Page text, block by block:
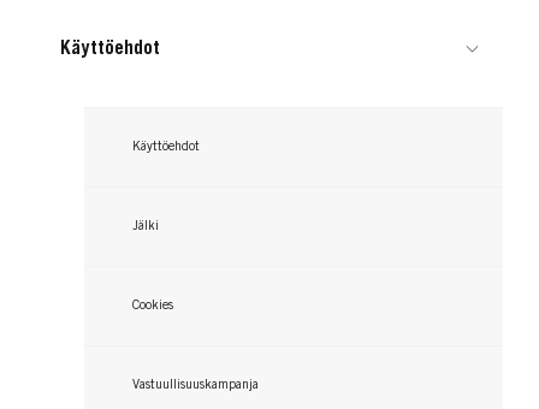
Käyttöehdot
Käyttöehdot
Jälki
Cookies
Vastuullisuuskampanja